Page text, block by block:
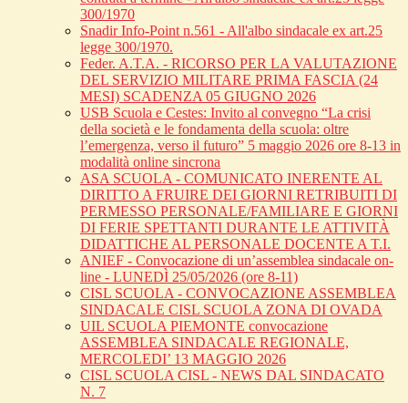
300/1970
Snadir Info-Point n.561 - All'albo sindacale ex art.25
legge 300/1970.
Feder. A.T.A. - RICORSO PER LA VALUTAZIONE
DEL SERVIZIO MILITARE PRIMA FASCIA (24
MESI) SCADENZA 05 GIUGNO 2026
USB Scuola e Cestes: Invito al convegno “La crisi
della società e le fondamenta della scuola: oltre
l’emergenza, verso il futuro” 5 maggio 2026 ore 8-13 in
modalità online sincrona
ASA SCUOLA - COMUNICATO INERENTE AL
DIRITTO A FRUIRE DEI GIORNI RETRIBUITI DI
PERMESSO PERSONALE/FAMILIARE E GIORNI
DI FERIE SPETTANTI DURANTE LE ATTIVITÀ
DIDATTICHE AL PERSONALE DOCENTE A T.I.
ANIEF - Convocazione di un’assemblea sindacale on-
line - LUNEDÌ 25/05/2026 (ore 8-11)
CISL SCUOLA - CONVOCAZIONE ASSEMBLEA
SINDACALE CISL SCUOLA ZONA DI OVADA
UIL SCUOLA PIEMONTE convocazione
ASSEMBLEA SINDACALE REGIONALE,
MERCOLEDI’ 13 MAGGIO 2026
CISL SCUOLA CISL - NEWS DAL SINDACATO
N. 7